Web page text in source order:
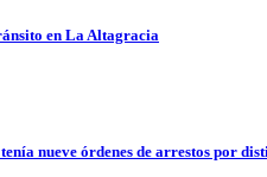
en La Altagracia
nueve órdenes de arrestos por